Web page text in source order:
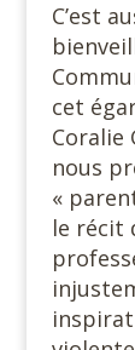
C’est
cet
Coralie
nous
«
le récit